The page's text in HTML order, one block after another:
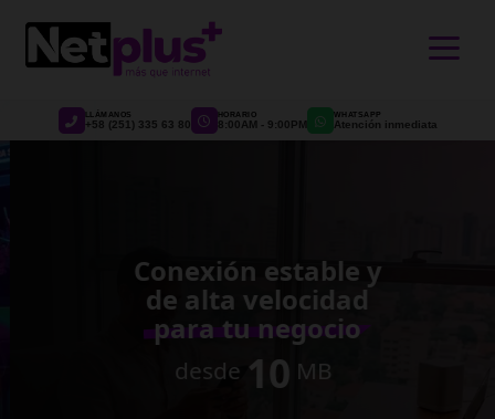
LLÁMANOS
+58 (251) 335 63 80
HORARIO
8:00AM - 9:00PM
WHATSAPP
Atención inmediata
Conexión estable y
de alta velocidad
para tu negocio
desde 10MB